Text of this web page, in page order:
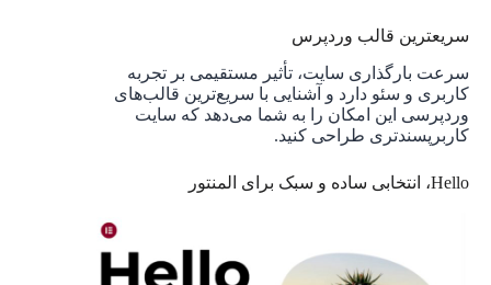
سریعترین قالب وردپرس
سرعت بارگذاری سایت، تأثیر مستقیمی بر تجربه
کاربری و سئو دارد و آشنایی با سریع‌ترین قالب‌های
وردپرسی این امکان را به شما می‌دهد که سایت
کاربرپسندتری طراحی کنید.
Hello، انتخابی ساده و سبک برای المنتور